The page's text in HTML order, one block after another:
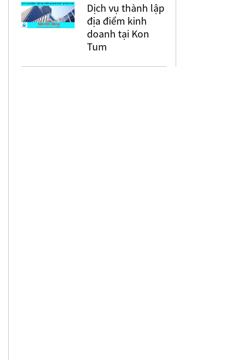
Dịch vụ thành lập
địa điểm kinh
doanh tại Kon
Tum